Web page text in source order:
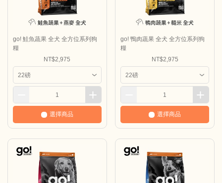
go! 鮭魚蔬果 全犬 全方位系列狗
糧
NT$2,975
選擇商品
go! 鴨肉蔬果 全犬 全方位系列狗
糧
NT$2,975
選擇商品